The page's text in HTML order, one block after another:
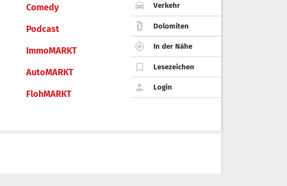
Comedy
Podcast
ImmoMARKT
AutoMARKT
FlohMARKT
Verkehr
Dolomiten
In der Nähe
Lesezeichen
Login